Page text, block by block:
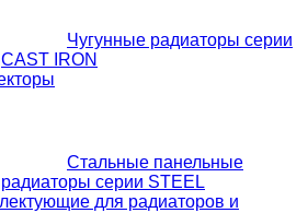
Чугунные радиаторы серии
CAST IRON
Стальные панельные
радиаторы серии STEEL
для радиаторов и